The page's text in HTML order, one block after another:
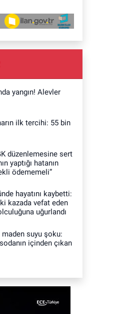
yangın! Alevler
ilk tercihi: 55 bin
düzenlemesine sert
yaptığı hatanın
ödememeli”
hayatını kaybetti:
kazada vefat eden
uğurlandı
suyu şoku:
içinden çıkan